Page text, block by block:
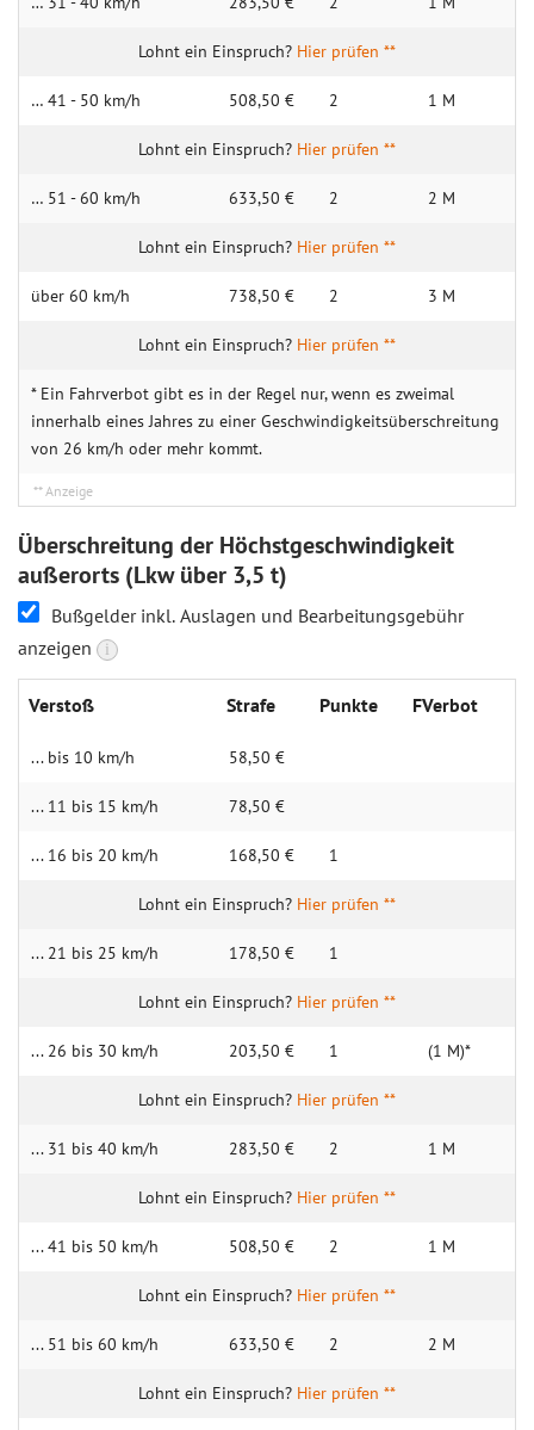
Hier prüfen **
… 41 - 50 km/h 508,50 € 2 1 M
Hier prüfen **
… 51 - 60 km/h 633,50 € 2 2 M
Hier prüfen **
über 60 km/h 738,50 € 2 3 M
Hier prüfen **
* Ein Fahrverbot gibt es in der Regel nur, wenn es zweimal
innerhalb eines Jahres zu einer Geschwindigkeitsüberschreitung
von 26 km/h oder mehr kommt.
Überschreitung der Höchstgeschwindigkeit
außerorts (Lkw über 3,5 t)
Bußgelder inkl. Auslagen und Bearbeitungsgebühr
anzeigen
i
Verstoß Strafe Punkte FVerbot
... bis 10 km/h 58,50 €
... 11 bis 15 km/h 78,50 €
... 16 bis 20 km/h 168,50 € 1
Hier prüfen **
... 21 bis 25 km/h 178,50 € 1
Hier prüfen **
... 26 bis 30 km/h 203,50 € 1 (1 M)*
Hier prüfen **
... 31 bis 40 km/h 283,50 € 2 1 M
Hier prüfen **
... 41 bis 50 km/h 508,50 € 2 1 M
Hier prüfen **
... 51 bis 60 km/h 633,50 € 2 2 M
Hier prüfen **